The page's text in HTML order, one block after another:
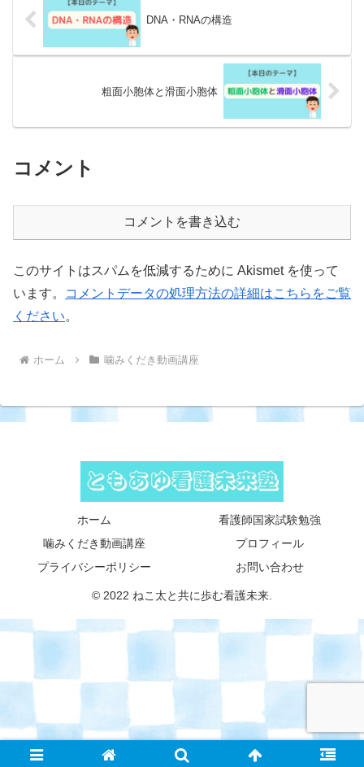
DNA・RNAの構造
粗面小胞体と滑面小胞体
コメント
コメントを書き込む
このサイトはスパムを低減するために Akismet を使って
います。
コメントデータの処理方法の詳細はこちらをご覧
ください。
ホーム 噛みくだき動画講座
ホーム
看護師国家試験勉強
噛みくだき動画講座
プロフィール
プライバシーポリシー
お問い合わせ
© 2022 ねこ太と共に歩む看護未来.